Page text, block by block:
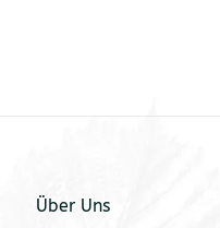
Über Uns